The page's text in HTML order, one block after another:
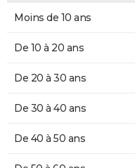
Moins de 10 ans
De 10 à 20 ans
De 20 à 30 ans
De 30 à 40 ans
De 40 à 50 ans